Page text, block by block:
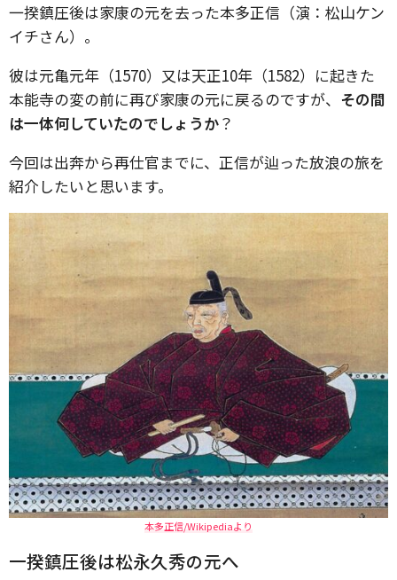
一揆鎮圧後は家康の元を去った本多正信（演：松山ケン
イチさん）。
彼は元亀元年（1570）又は天正10年（1582）に起きた
本能寺の変の前に再び家康の元に戻るのですが、 その間
は一体何していたのでしょうか？
今回は出奔から再仕官までに、正信が辿った放浪の旅を
紹介したいと思います。
本多正信/Wikipediaより
一揆鎮圧後は松永久秀の元へ